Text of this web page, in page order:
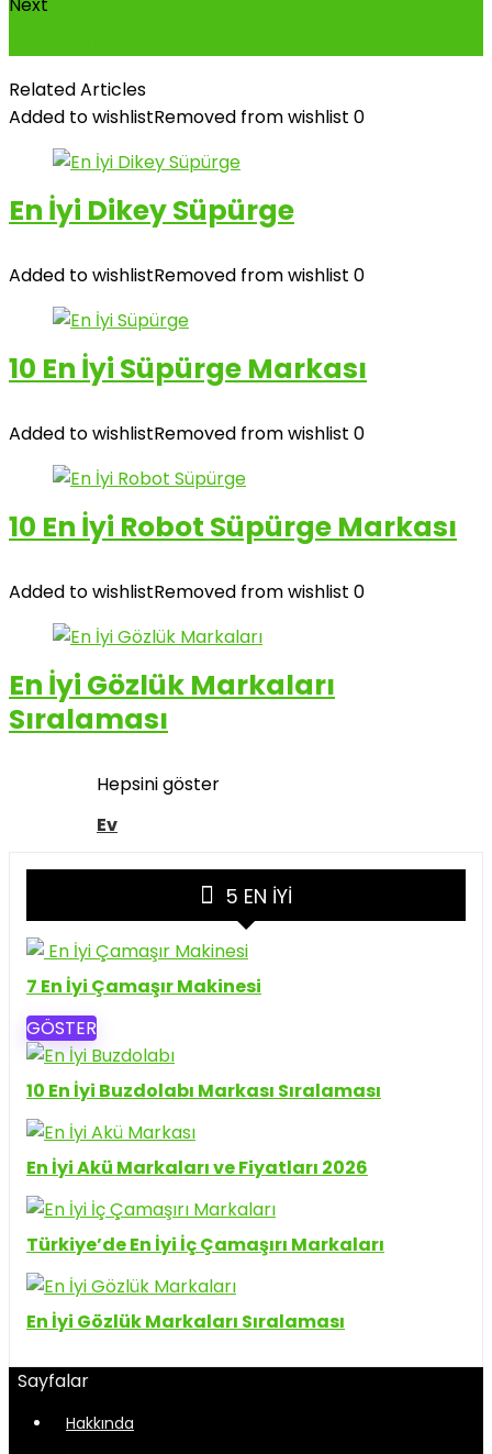
Related Articles
Added to wishlistRemoved from wishlist 0
En İyi Dikey Süpürge
Added to wishlistRemoved from wishlist 0
10 En İyi Süpürge Markası
Added to wishlistRemoved from wishlist 0
10 En İyi Robot Süpürge Markası
Added to wishlistRemoved from wishlist 0
En İyi Gözlük Markaları
Sıralaması
Hepsini göster
Ev
5 EN İYI
7 En İyi Çamaşır Makinesi
GÖSTER
10 En İyi Buzdolabı Markası Sıralaması
En İyi Akü Markaları ve Fiyatları 2026
Türkiye’de En İyi İç Çamaşırı Markaları
En İyi Gözlük Markaları Sıralaması
Sayfalar
Hakkında